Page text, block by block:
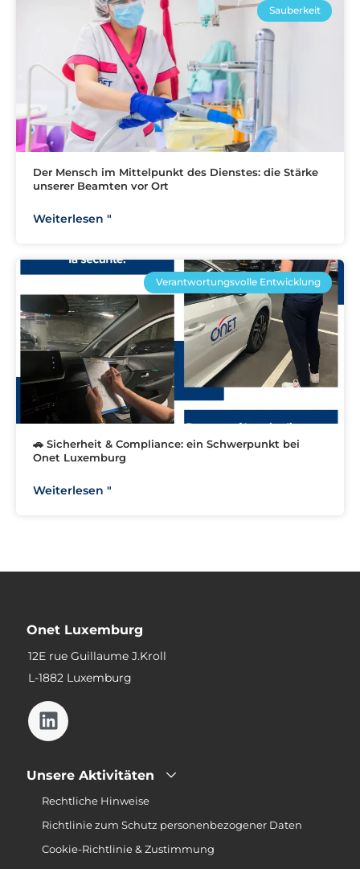
Sauberkeit
Der Mensch im Mittelpunkt des Dienstes: die Stärke
unserer Beamten vor Ort
Weiterlesen "
Verantwortungsvolle Entwicklung
🚗 Sicherheit & Compliance: ein Schwerpunkt bei
Onet Luxemburg
Weiterlesen "
Onet Luxemburg
12E rue Guillaume J.Kroll
L-1882 Luxemburg
Unsere Aktivitäten
Rechtliche Hinweise
Richtlinie zum Schutz personenbezogener Daten
Cookie-Richtlinie & Zustimmung